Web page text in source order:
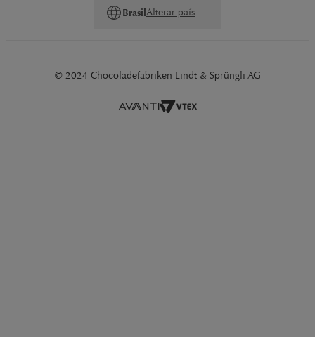
BrasilAlterar país
© 2024 Chocoladefabriken Lindt & Sprüngli AG